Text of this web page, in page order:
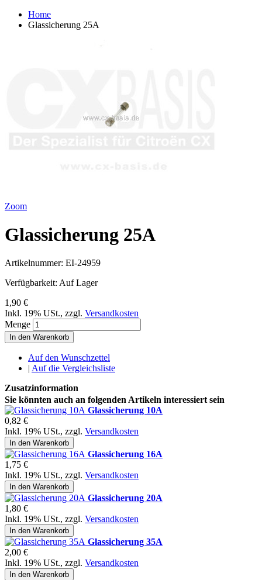
Home
Glassicherung 25A
Zoom
Glassicherung 25A
Artikelnummer: EI-24959
Verfügbarkeit: Auf Lager
1,90 €
Inkl. 19% USt., zzgl. Versandkosten
Menge
In den Warenkorb
Auf den Wunschzettel
| Auf die Vergleichsliste
Zusatzinformation
Sie könnten auch an folgenden Artikeln interessiert sein
Glassicherung 10A
0,82 €
Inkl. 19% USt., zzgl. Versandkosten
In den Warenkorb
Glassicherung 16A
1,75 €
Inkl. 19% USt., zzgl. Versandkosten
In den Warenkorb
Glassicherung 20A
1,80 €
Inkl. 19% USt., zzgl. Versandkosten
In den Warenkorb
Glassicherung 35A
2,00 €
Inkl. 19% USt., zzgl. Versandkosten
In den Warenkorb